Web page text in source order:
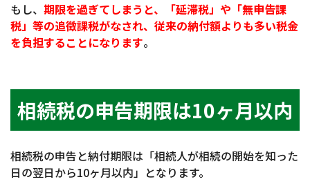
もし、 期限を過ぎてしまうと、「延滞税」や「無申告課
税」等の追徴課税がなされ、従来の納付額よりも多い税金
を負担することになります。
相続税の申告期限は10ヶ月以内
相続税の申告と納付期限は「相続人が相続の開始を知った
日の翌日から10ヶ月以内」となります。